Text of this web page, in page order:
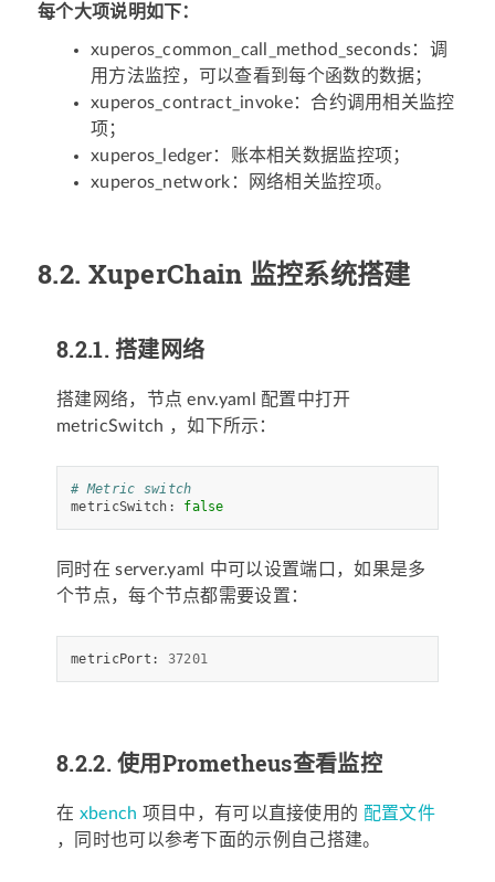
每个大项说明如下：
xuperos_common_call_method_seconds：调
用方法监控，可以查看到每个函数的数据；
xuperos_contract_invoke：合约调用相关监控
项；
xuperos_ledger：账本相关数据监控项；
xuperos_network：网络相关监控项。
8.2. XuperChain 监控系统搭建
8.2.1. 搭建网络
搭建网络，节点 env.yaml 配置中打开
metricSwitch ，如下所示：
# Metric switch
metricSwitch: false
同时在 server.yaml 中可以设置端口，如果是多
个节点，每个节点都需要设置：
metricPort: 37201
8.2.2.使用Prometheus查看监控
在 xbench 项目中，有可以直接使用的 配置文件
，同时也可以参考下面的示例自己搭建。